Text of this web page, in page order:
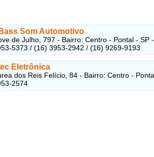
Som Automotivo
de Julho, 797 - Bairro: Centro - Pontal - SP
5373 / (16) 3953-2942 / (16) 9269-9193
Eletrônica
dos Reis Felício, 84 - Bairro: Centro -
2574